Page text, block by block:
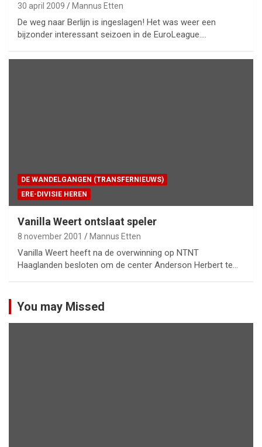
30 april 2009 Mannus Etten
De weg naar Berlijn is ingeslagen! Het was weer een
bijzonder interessant seizoen in de EuroLeague.…
DE WANDELGANGEN (TRANSFERNIEUWS)
ERE-DIVISIE HEREN
Vanilla Weert ontslaat speler
8 november 2001 Mannus Etten
Vanilla Weert heeft na de overwinning op NTNT
Haaglanden besloten om de center Anderson Herbert te…
You may Missed